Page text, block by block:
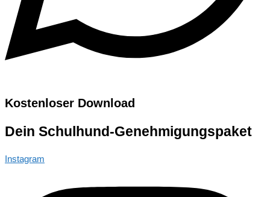
Kostenloser Download
Dein Schulhund-Genehmigungspaket
Instagram